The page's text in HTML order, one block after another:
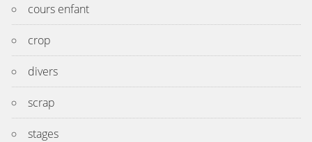
cours enfant
crop
divers
scrap
stages